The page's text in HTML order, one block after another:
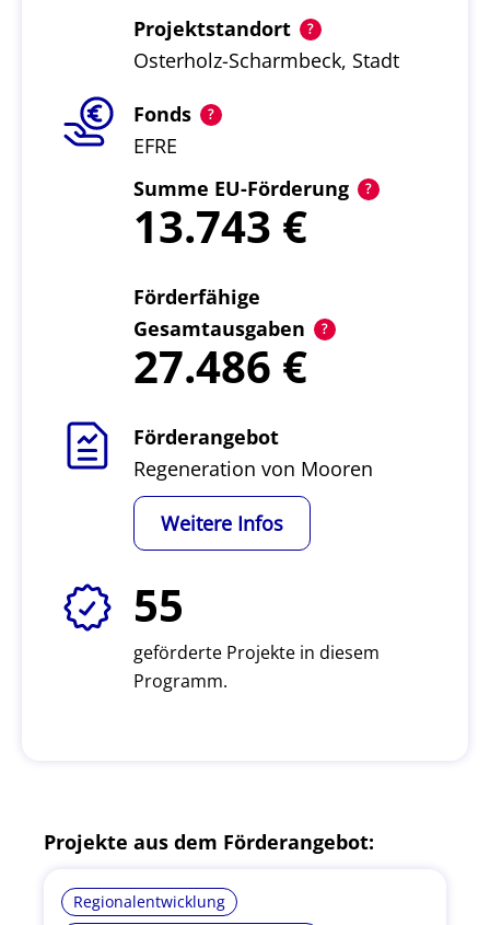
Projektstandort
Osterholz-Scharmbeck, Stadt
Fonds
EFRE
Summe EU-Förderung
13.743
Förderfähige
Gesamtausgaben
27.486
Förderangebot
Regeneration von Mooren
Weitere Infos
55
geförderte Projekte in diesem
Programm.
Projekte aus dem Förderangebot:
Regionalentwicklung